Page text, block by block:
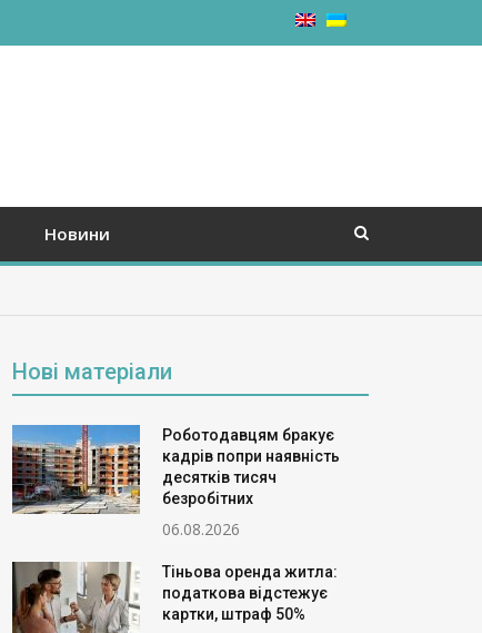
Новини
Нові матеріали
Роботодавцям бракує
кадрів попри наявність
десятків тисяч
безробітних
06.08.2026
Тіньова оренда житла:
податкова відстежує
картки, штраф 50%